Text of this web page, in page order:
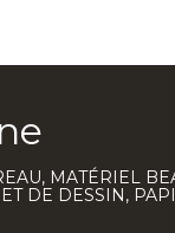
MATÉRIEL
DE DESSIN,